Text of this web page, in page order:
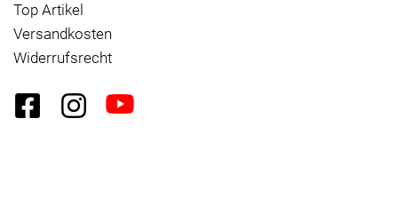
Top Artikel
Versandkosten
Widerrufsrecht